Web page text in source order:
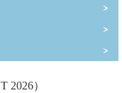
2026）